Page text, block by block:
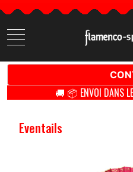
Cherchez
des
🚚 📦 ENVOI DANS
Eventails